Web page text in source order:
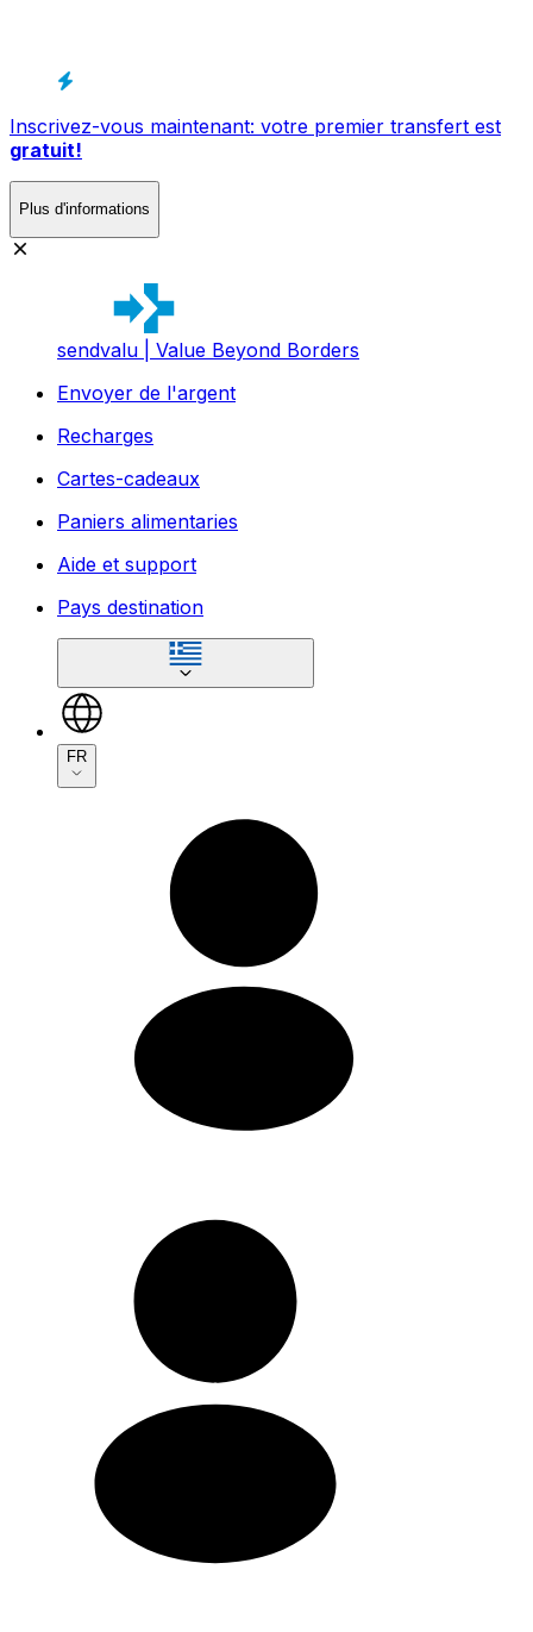
Inscrivez-vous maintenant: votre premier transfert est
gratuit!
Plus d'informations
sendvalu | Value Beyond Borders
Envoyer de l'argent
Recharges
Cartes-cadeaux
Paniers alimentaries
Aide et support
Pays destination
FR